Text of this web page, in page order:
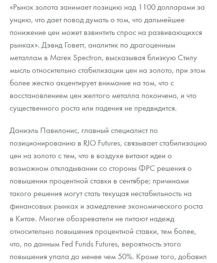
«Рынок золота занимает позицию над 1100 долларами за
унцию, что дает повод думать о том, что дальнейшее
понижение цен может взвинтить спрос на развивающихся
рынках». Дэвид Говетт, аналитик по драгоценным
металлам в Marex Spectron, высказывая близкую Стилу
мысль относительно стабилизации цен на золото, при этом
более жестко акцентирует внимание на том, что с
восстановлением цен желтого металла покончено, и что
существенного роста или падения не предвидится.
Даниэль Павилонис, главный специалист по
позиционированию в RJO Futures, связывает стабилизацию
цен на золото с тем, что в воздухе витают идеи о
возможном откладывании со стороны ФРС решения о
повышении процентной ставки в сентябре; причинами
такого решения могут стать текущая нестабильность на
финансовых рынках и замедление экономического роста
в Китае. Многие обозреватели не питают надежд
относительно повышения процентной ставки, тем более,
что, по данным Fed Funds Futures, вероятность этого
повышения упала до менее чем 50%. Кроме того, добавил